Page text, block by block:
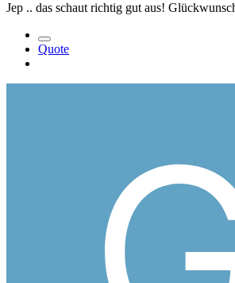
Jep .. das schaut richtig gut aus!
Quote